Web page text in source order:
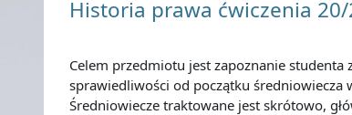
Historia prawa ćwiczenia
Celem przedmiotu jest zapoznanie
sprawiedliwości od początku średniowiecza
Średniowiecze traktowane jest skrótowo,